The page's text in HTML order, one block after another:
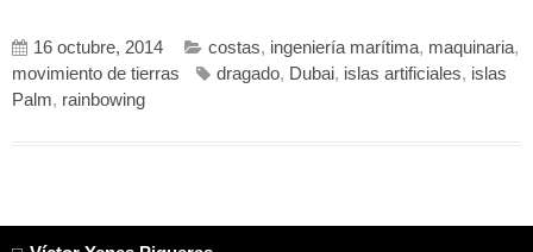
16 octubre, 2014 costas, ingeniería marítima, maquinaria,
movimiento de tierras
dragado, Dubai, islas artificiales, islas
Palm, rainbowing